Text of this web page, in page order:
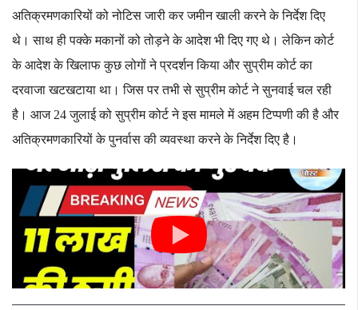
अतिक्रमणकारियों को नोटिस जारी कर जमीन खाली करने के निर्देश दिए
थे। साथ ही पक्के मकानों को तोड़ने के आदेश भी दिए गए थे। लेकिन कोर्ट
के आदेश के खिलाफ कुछ लोगों ने प्रदर्शन किया और सुप्रीम कोर्ट का
दरवाजा खटखटाया था। जिस पर तभी से सुप्रीम कोर्ट ने सुनवाई चल रही
है। आज 24 जुलाई को सुप्रीम कोर्ट ने इस मामले में अहम टिप्पणी की है और
अतिक्रमणकारियों के पुनर्वास की व्यवस्था करने के निर्देश दिए है।